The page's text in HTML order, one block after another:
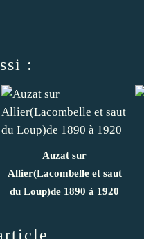
:
Auzat sur
Allier(Lacombelle et saut
du Loup)de 1890 à 1920